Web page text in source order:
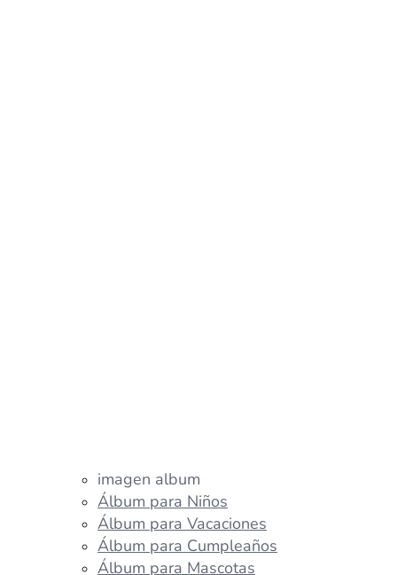
imagen album
Álbum para Niños
Álbum para Vacaciones
Álbum para Cumpleaños
Álbum para Mascotas